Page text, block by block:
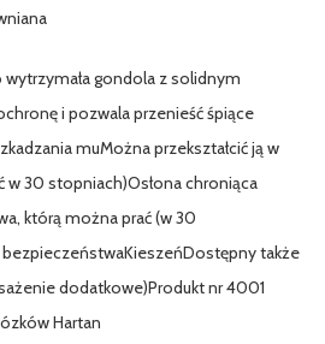
wytrzymała gondola z solidnym
i pozwala przenieść śpiące
muMożna przekształcić ją w
w 30 stopniach)Osłona chroniąca
którą można prać (w 30
także
dodatkowe)Produkt nr 4001
Hartan